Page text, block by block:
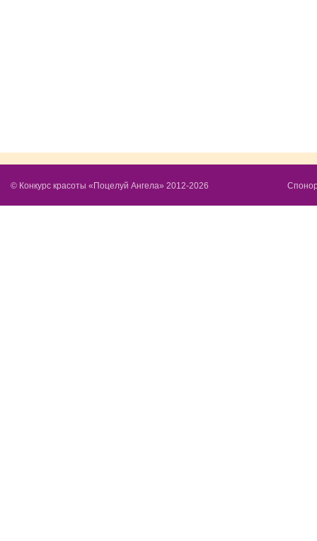
© Конкурс красоты «Поцелуй Ангела» 2012-2026